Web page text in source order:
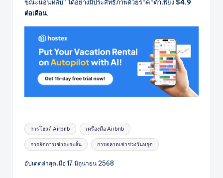
ขณะนอนหลับ” ได้อย่างมีประสิทธิภาพด้วยราคาต่ำเพียง $4.9
ต่อเดือน
แท็ก:
การโฮสต์ Airbnb เครื่องมือ Airbnb
การจัดการเช่าระยะสั้น การตลาดเช่าช่วงวันหยุด
อัปเดตล่าสุดเมื่อ 17 มิถุนายน 2568